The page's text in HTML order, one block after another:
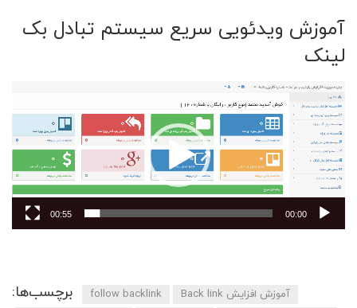
آموزش ویدئویی سریع سیستم تبادل بک
لینک
نمایشگر
ویدیو
00:00
00:55
برچسب‌ها: follow backlink
آموزش افزایش Back link